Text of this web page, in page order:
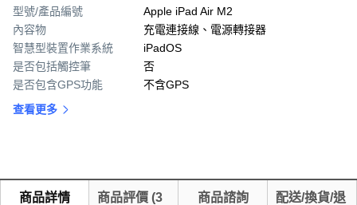
型號/產品編號
Apple iPad Air M2
內容物
充電連接線、電源轉接器
智慧型裝置作業系統
iPadOS
是否包括觸控筆
否
是否包含GPS功能
不含GPS
查看更多
商品詳情 商品評價 (3
商品諮詢
配送/換貨/退